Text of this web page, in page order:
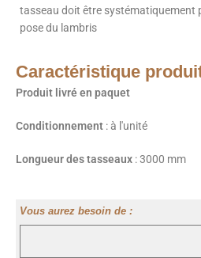
tasseau doit être systématiquement
pose du lambris
Caractéristique
Produit livré en paquet
Conditionnement : à l'unité
Longueur des tasseaux : 3000 mm
Vous aurez besoin de :